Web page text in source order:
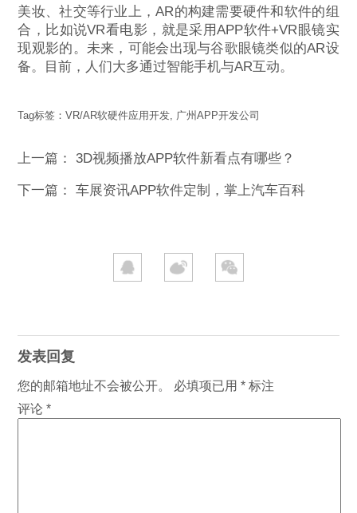
美妆、社交等行业上，AR的构建需要硬件和软件的组
合，比如说VR看电影，就是采用APP软件+VR眼镜实
现观影的。未来，可能会出现与谷歌眼镜类似的AR设
备。目前，人们大多通过智能手机与AR互动。
Tag标签：VR/AR软硬件应用开发 广州APP开发公司
上一篇：3D视频播放APP软件新看点有哪些？
下一篇：车展资讯APP软件定制，掌上汽车百科
发表回复
您的邮箱地址不会被公开。 必填项已用* 标注
评论*